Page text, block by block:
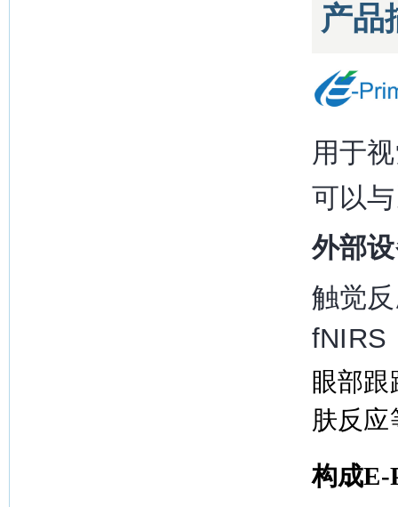
产品
用于
可以
外部
触觉
fNIRS
眼部
肤反应
构成E-